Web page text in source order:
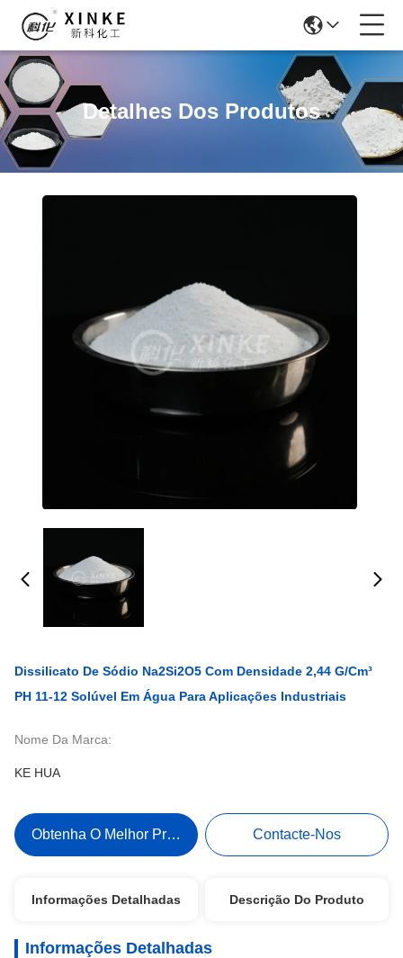
Detalhes Dos Produtos
Dissilicato De Sódio Na2Si2O5 Com Densidade 2,44 G/cm³
PH 11-12 Solúvel Em Água Para Aplicações Industriais
Nome Da Marca:
KE HUA
Obtenha O Melhor Preço Contacte-Nos
Informações Detalhadas Descrição Do Produto
Informações Detalhadas